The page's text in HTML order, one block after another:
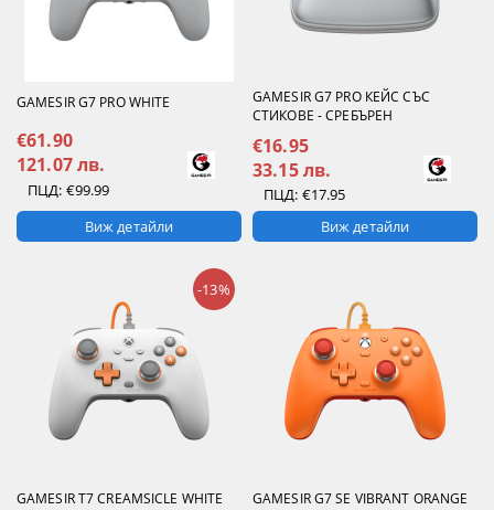
GAMESIR G7 PRO WHITE
€61.90
121.07 лв.
ПЦД: €99.99
Виж детайли
GAMESIR G7 PRO КЕЙС СЪС
СТИКОВЕ - СРЕБЪРЕН
€16.95
33.15 лв.
ПЦД: €17.95
Виж детайли
GAMESIR T7 CREAMSICLE WHITE
-13%
GAMESIR G7 SE VIBRANT ORANGE